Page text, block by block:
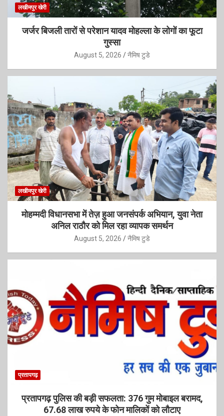
लखीमपुर खेरी
जर्जर बिजली तारों से परेशान यादव मोहल्ला के लोगों का फूटा
गुस्सा
August 5, 2026 नैमिष टुडे
लखीमपुर खेरी
मोहम्मदी विधानसभा में तेज़ हुआ जनसंपर्क अभियान, युवा नेता
अनिल राठौर को मिल रहा व्यापक समर्थन
August 5, 2026 नैमिष टुडे
प्रतापगढ़
प्रतापगढ़ पुलिस की बड़ी सफलता: 376 गुम मोबाइल बरामद,
67.68 लाख रुपये के फोन मालिकों को लौटाए